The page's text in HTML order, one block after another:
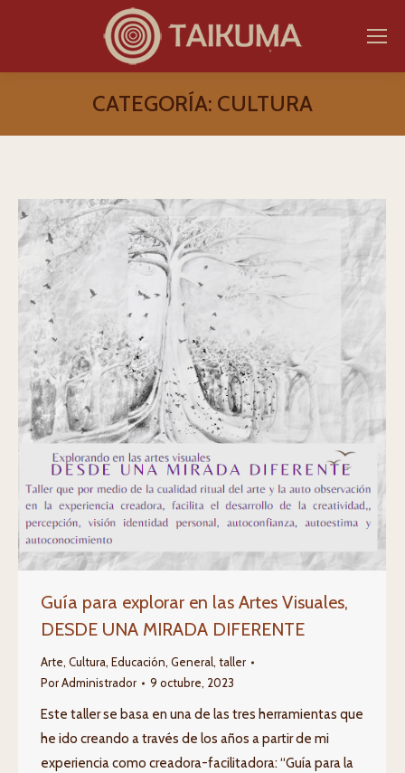
CATEGORÍA: CULTURA
Guía para explorar en las Artes Visuales,
DESDE UNA MIRADA DIFERENTE
Arte, Cultura, Educación, General, taller
PorAdministrador 9 octubre, 2023
Este taller se basa en una de las tres herramientas que
he ido creando a través de los años a partir de mi
experiencia como creadora-facilitadora: “Guía para la